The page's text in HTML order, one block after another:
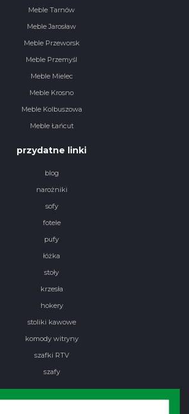
Meble Tarnów
Meble Jarosław
Meble Przeworsk
Meble Przemyśl
Meble Mielec
Meble Krosno
Meble Kolbuszowa
Meble Łańcut
przydatne linki
blog
narożniki
sofy
fotele
pufy
łóżka
stoły
krzesła
hokery
stoliki kawowe
komody witryny
szafki RTV
szafy